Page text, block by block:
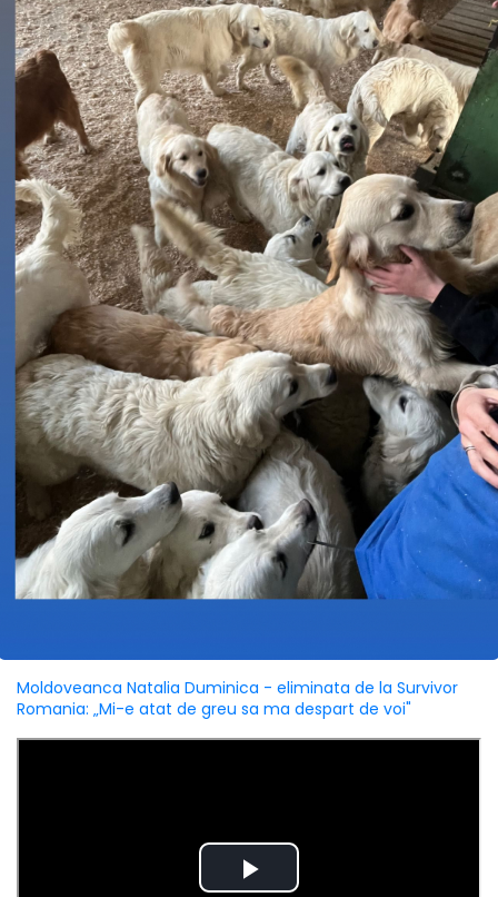
Moldoveanca Natalia Duminica - eliminata de la Survivor
Romania: „Mi-e atat de greu sa ma despart de voi"